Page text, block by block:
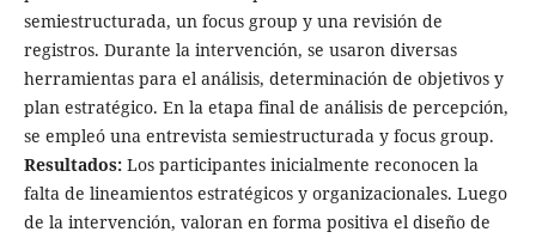
semiestructurada, un focus group y una revisión de
registros. Durante la intervención, se usaron diversas
herramientas para el análisis, determinación de objetivos y
plan estratégico. En la etapa final de análisis de percepción,
se empleó una entrevista semiestructurada y focus group.
Resultados: Los participantes inicialmente reconocen la
falta de lineamientos estratégicos y organizacionales. Luego
de la intervención, valoran en forma positiva el diseño de